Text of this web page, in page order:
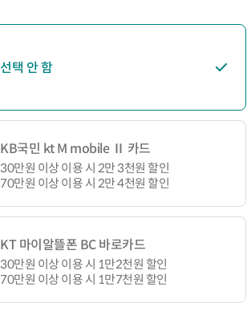
선택 안 함
KB국민 kt M mobile Ⅱ 카드
30만원 이상 이용 시 2만 3천원 할인
70만원 이상 이용 시 2만 4천원 할인
KT 마이알뜰폰 BC 바로카드
30만원 이상 이용 시 1만2천원 할인
70만원 이상 이용 시 1만7천원 할인